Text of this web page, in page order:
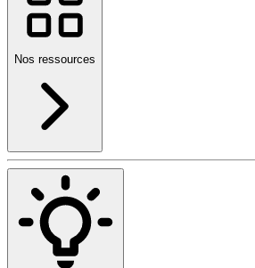
Nos ressources